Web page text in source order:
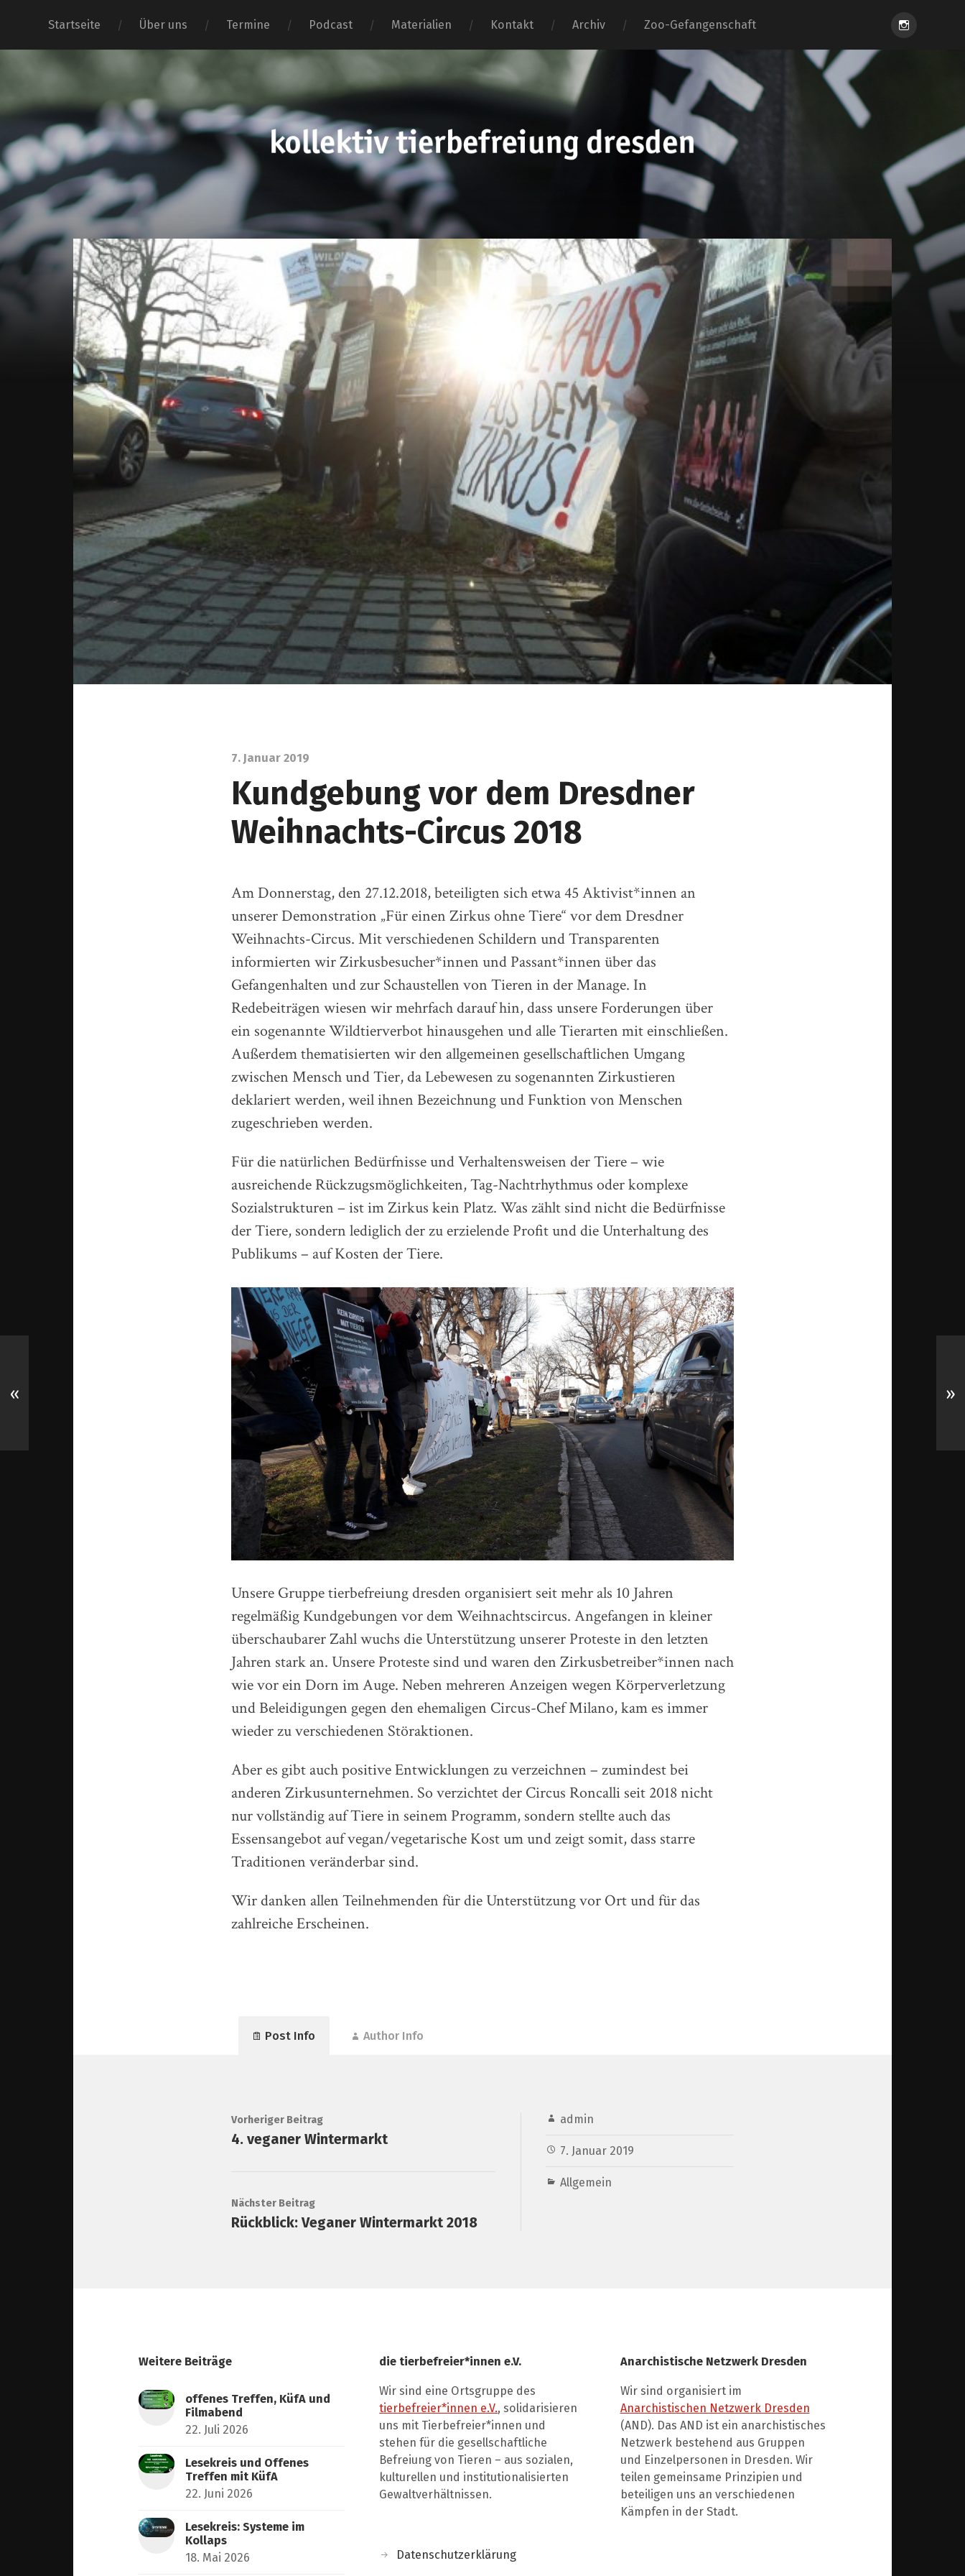
Startseite Über uns Termine Podcast Materialien Kontakt Archiv Zoo-Gefangenschaft Instagram
tierbefreiung
dresden
7. Januar 2019
Kundgebung vor dem Dresdner
Weihnachts-Circus 2018
Am Donnerstag, den 27.12.2018, beteiligten sich etwa 45 Aktivist*innen an
unserer Demonstration „Für einen Zirkus ohne Tiere“ vor dem Dresdner
Weihnachts-Circus. Mit verschiedenen Schildern und Transparenten
informierten wir Zirkusbesucher*innen und Passant*innen über das
Gefangenhalten und zur Schaustellen von Tieren in der Manage. In
Redebeiträgen wiesen wir mehrfach darauf hin, dass unsere Forderungen über
ein sogenannte Wildtierverbot hinausgehen und alle Tierarten mit einschließen.
Außerdem thematisierten wir den allgemeinen gesellschaftlichen Umgang
zwischen Mensch und Tier, da Lebewesen zu sogenannten Zirkustieren
deklariert werden, weil ihnen Bezeichnung und Funktion von Menschen
zugeschrieben werden.
Für die natürlichen Bedürfnisse und Verhaltensweisen der Tiere – wie
ausreichende Rückzugsmöglichkeiten, Tag-Nachtrhythmus oder komplexe
Sozialstrukturen – ist im Zirkus kein Platz. Was zählt sind nicht die Bedürfnisse
der Tiere, sondern lediglich der zu erzielende Profit und die Unterhaltung des
Publikums – auf Kosten der Tiere.
Unsere Gruppe tierbefreiung dresden organisiert seit mehr als 10 Jahren
regelmäßig Kundgebungen vor dem Weihnachtscircus. Angefangen in kleiner
überschaubarer Zahl wuchs die Unterstützung unserer Proteste in den letzten
Jahren stark an. Unsere Proteste sind und waren den Zirkusbetreiber*innen nach
wie vor ein Dorn im Auge. Neben mehreren Anzeigen wegen Körperverletzung
und Beleidigungen gegen den ehemaligen Circus-Chef Milano, kam es immer
wieder zu verschiedenen Störaktionen.
Aber es gibt auch positive Entwicklungen zu verzeichnen – zumindest bei
anderen Zirkusunternehmen. So verzichtet der Circus Roncalli seit 2018 nicht
nur vollständig auf Tiere in seinem Programm, sondern stellte auch das
Essensangebot auf vegan/vegetarische Kost um und zeigt somit, dass starre
Traditionen veränderbar sind.
Wir danken allen Teilnehmenden für die Unterstützung vor Ort und für das
zahlreiche Erscheinen.
Post Info Author Info
admin
7. Januar 2019
Allgemein
Vorheriger Beitrag
4. veganer Wintermarkt
Nächster Beitrag
Rückblick: Veganer Wintermarkt 2018
« »
Weitere Beiträge
offenes Treffen, KüfA und
Filmabend
22. Juli 2026
Lesekreis und Offenes
Treffen mit KüfA
22. Juni 2026
Lesekreis: Systeme im
Kollaps
18. Mai 2026
die tierbefreier*innen e.V.
Wir sind eine Ortsgruppe des
tierbefreier*innen e.V., solidarisieren
uns mit Tierbefreier*innen und
stehen für die gesellschaftliche
Befreiung von Tieren – aus sozialen,
kulturellen und institutionalisierten
Gewaltverhältnissen.
Datenschutzerklärung
Anarchistische Netzwerk Dresden
Wir sind organisiert im
Anarchistischen Netzwerk Dresden
(AND). Das AND ist ein anarchistisches
Netzwerk bestehend aus Gruppen
und Einzelpersonen in Dresden. Wir
teilen gemeinsame Prinzipien und
beteiligen uns an verschiedenen
Kämpfen in der Stadt.